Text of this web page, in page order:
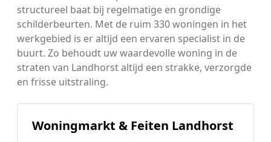
structureel baat bij regelmatige en grondige
schilderbeurten. Met de ruim 330 woningen in het
werkgebied is er altijd een ervaren specialist in de
buurt. Zo behoudt uw waardevolle woning in de
straten van Landhorst altijd een strakke, verzorgde
en frisse uitstraling.
Woningmarkt & Feiten Landhorst